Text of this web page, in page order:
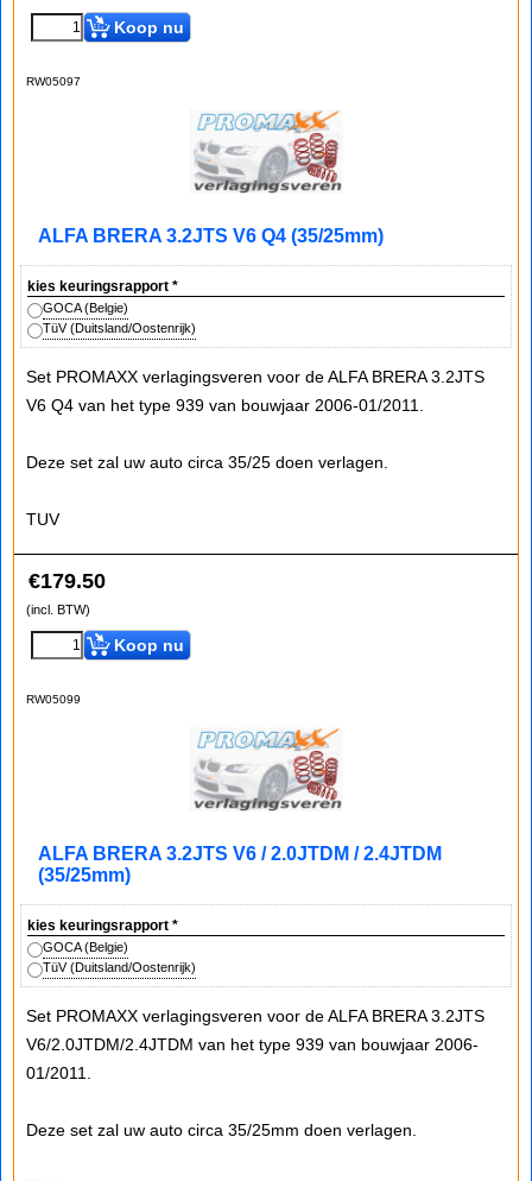
Koop nu
RW05097
ALFA BRERA 3.2JTS V6 Q4 (35/25mm)
kies keuringsrapport *
GOCA (Belgie)
TüV (Duitsland/Oostenrijk)
Set PROMAXX verlagingsveren voor de ALFA BRERA 3.2JTS
V6 Q4 van het type 939 van bouwjaar 2006-01/2011.
Deze set zal uw auto circa 35/25 doen verlagen.
TUV
€179.50
(incl. BTW)
Koop nu
RW05099
ALFA BRERA 3.2JTS V6 / 2.0JTDM / 2.4JTDM
(35/25mm)
kies keuringsrapport *
GOCA (Belgie)
TüV (Duitsland/Oostenrijk)
Set PROMAXX verlagingsveren voor de ALFA BRERA 3.2JTS
V6/2.0JTDM/2.4JTDM van het type 939 van bouwjaar 2006-
01/2011.
Deze set zal uw auto circa 35/25mm doen verlagen.